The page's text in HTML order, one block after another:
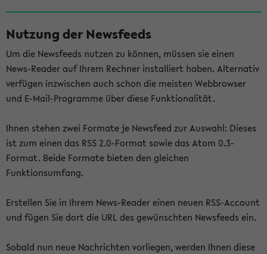
Nutzung der Newsfeeds
Um die Newsfeeds nutzen zu können, müssen sie einen
News-Reader auf Ihrem Rechner installiert haben. Alternativ
verfügen inzwischen auch schon die meisten Webbrowser
und E-Mail-Programme über diese Funktionalität.
Ihnen stehen zwei Formate je Newsfeed zur Auswahl: Dieses
ist zum einen das RSS 2.0-Format sowie das Atom 0.3-
Format. Beide Formate bieten den gleichen
Funktionsumfang.
Erstellen Sie in Ihrem News-Reader einen neuen RSS-Account
und fügen Sie dort die URL des gewünschten Newsfeeds ein.
Sobald nun neue Nachrichten vorliegen, werden Ihnen diese